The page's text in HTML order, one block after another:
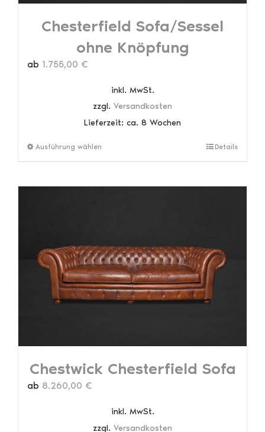
Chesterfield Sofa/Sessel
ohne Knöpfung
ab 1.755,00 €
inkl. MwSt.
zzgl. Versandkosten
Lieferzeit: ca. 8 Wochen
Ausführung wählen
mehrere
können
auf
der
Produktseite
gewählt
Details
Chestwick Chesterfield Sofa
ab 8.260,00 €
inkl. MwSt.
zzgl. Versandkosten